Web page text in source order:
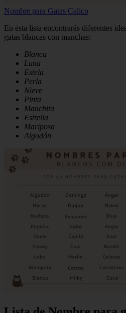
Nombre para Gatas Calico
En esta lista encontrarás diferentes
gatas blancas con manchas:
Blanca
Luna
Estela
Perla
Nieve
Pinta
Manchita
Estrella
Mariposa
Algodón